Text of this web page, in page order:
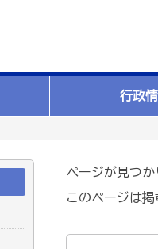
行政
ページが見つ
このページは